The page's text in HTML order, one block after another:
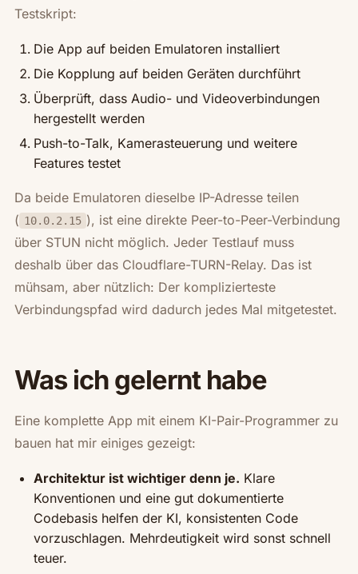
Testskript:
Die App auf beiden Emulatoren installiert
Die Kopplung auf beiden Geräten durchführt
Überprüft, dass Audio- und Videoverbindungen
hergestellt werden
Push-to-Talk, Kamerasteuerung und weitere
Features testet
Da beide Emulatoren dieselbe IP-Adresse teilen
( 10.0.2.15 ), ist eine direkte Peer-to-Peer-Verbindung
über STUN nicht möglich. Jeder Testlauf muss
deshalb über das Cloudflare-TURN-Relay. Das ist
mühsam, aber nützlich: Der komplizierteste
Verbindungspfad wird dadurch jedes Mal mitgetestet.
Was ich gelernt habe
Eine komplette App mit einem KI-Pair-Programmer zu
bauen hat mir einiges gezeigt:
Architektur ist wichtiger denn je. Klare
Konventionen und eine gut dokumentierte
Codebasis helfen der KI, konsistenten Code
vorzuschlagen. Mehrdeutigkeit wird sonst schnell
teuer.